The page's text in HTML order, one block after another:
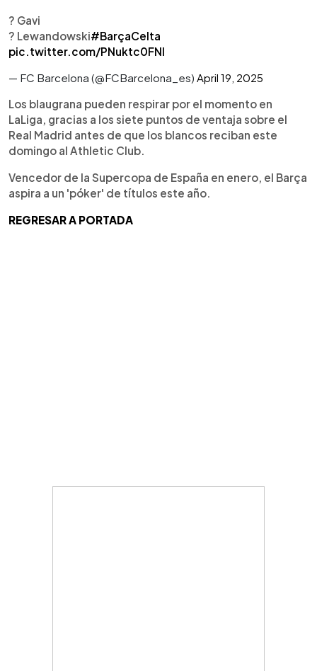
? Gavi
? Lewandowski#BarçaCelta
pic.twitter.com/PNuktc0FNl
— FC Barcelona (@FCBarcelona_es) April 19, 2025
Los blaugrana pueden respirar por el momento en
LaLiga, gracias a los siete puntos de ventaja sobre el
Real Madrid antes de que los blancos reciban este
domingo al Athletic Club.
Vencedor de la Supercopa de España en enero, el Barça
aspira a un 'póker' de títulos este año.
REGRESAR A PORTADA